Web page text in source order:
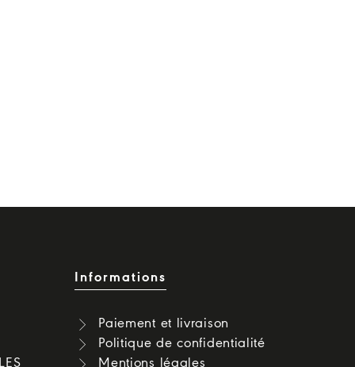
Informations
Paiement et livraison
Politique de confidentialité
Mentions légales